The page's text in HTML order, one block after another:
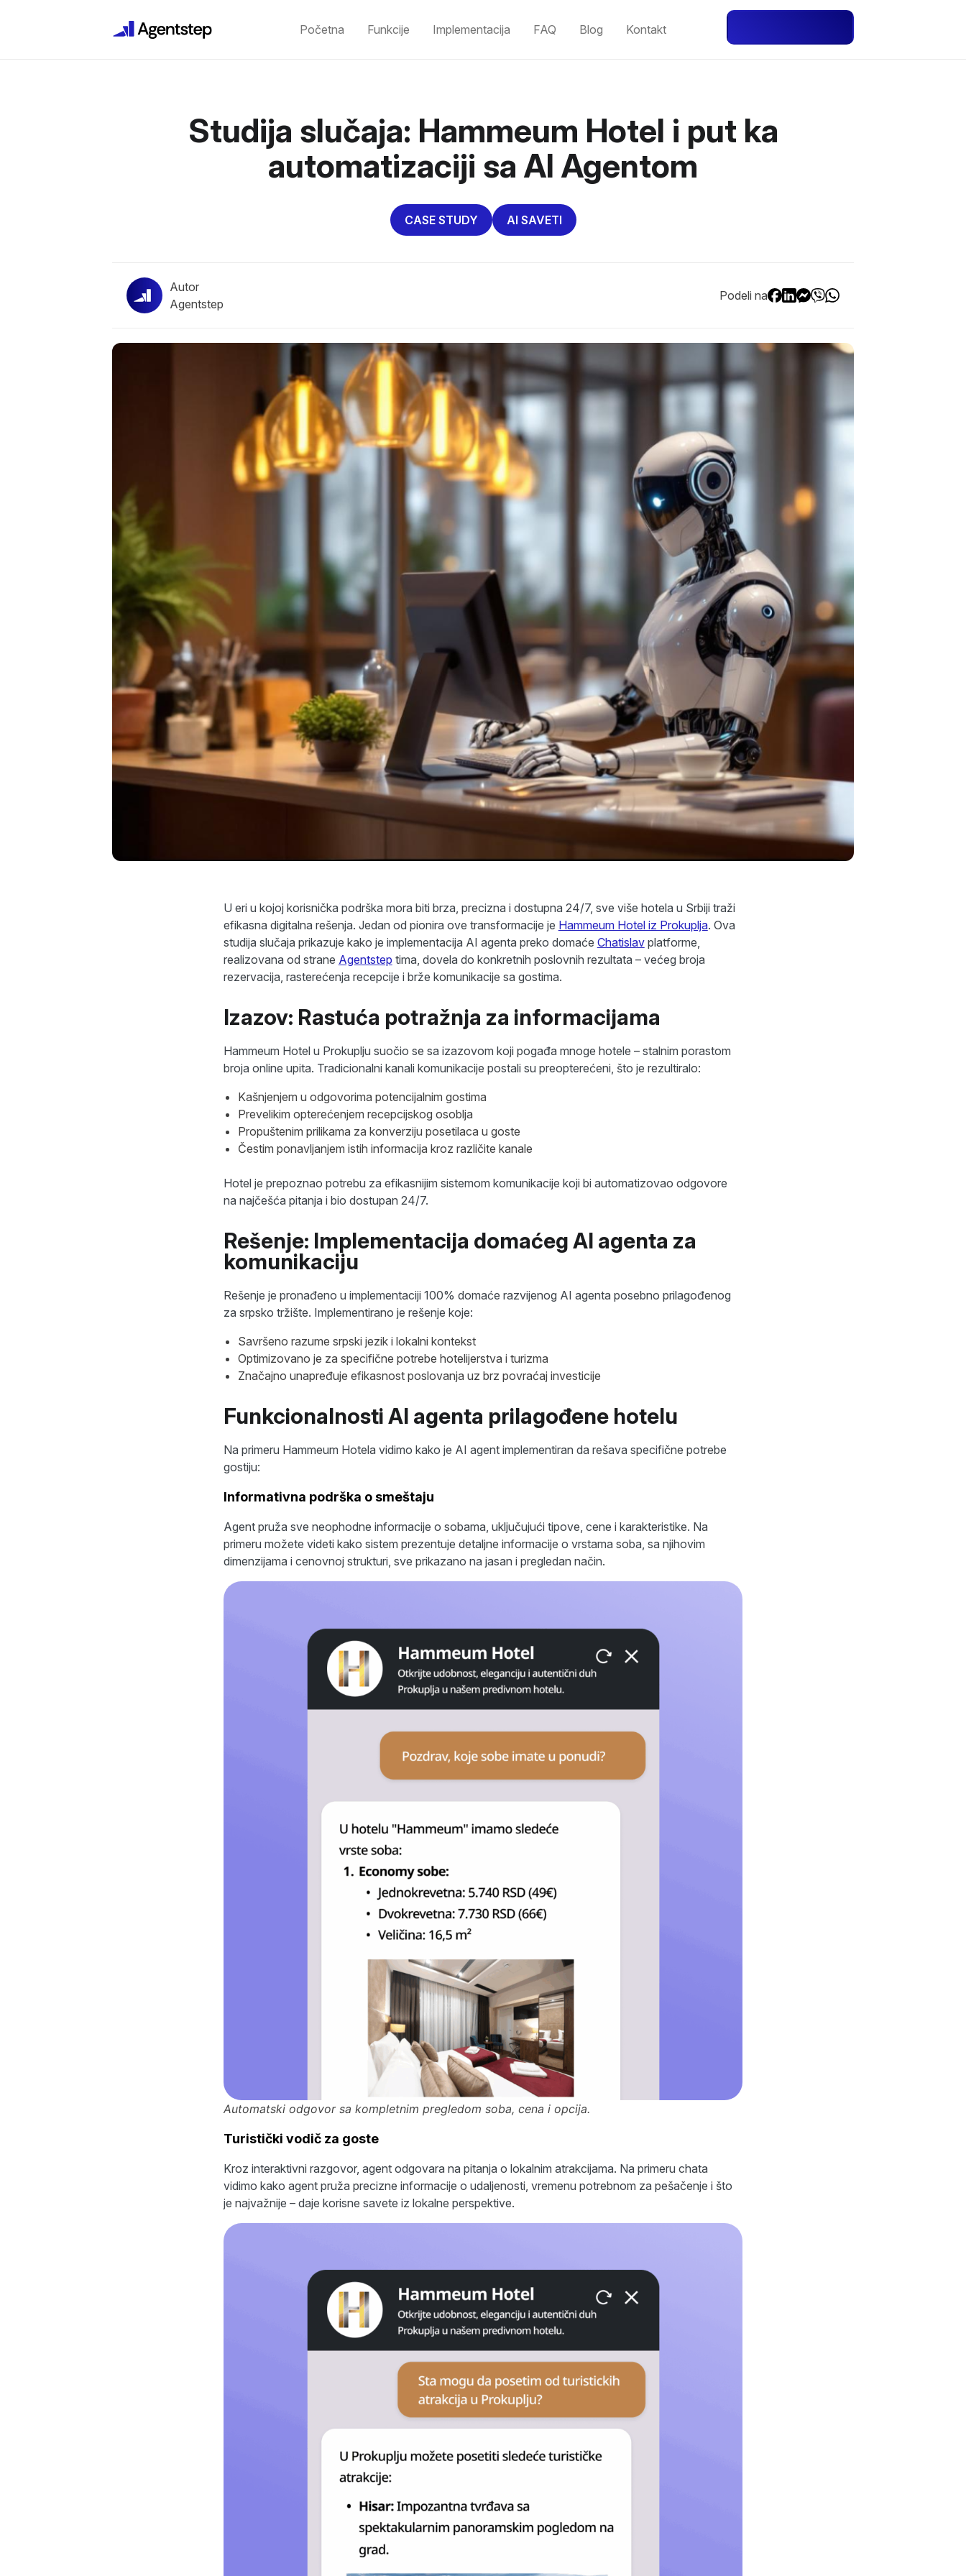
Početna Funkcije Implementacija FAQ Blog Kontakt
Studija slučaja: Hammeum Hotel i put ka
automatizaciji sa AI Agentom
CASE STUDY AI SAVETI
Autor
Agentstep
Podeli na
U eri u kojoj korisnička podrška mora biti brza, precizna i dostupna 24/7, sve više hotela u Srbiji traži
efikasna digitalna rešenja. Jedan od pionira ove transformacije je Hammeum Hotel iz Prokuplja. Ova
studija slučaja prikazuje kako je implementacija AI agenta preko domaće Chatislavplatforme,
realizovana od strane Agentstep tima, dovela do konkretnih poslovnih rezultata – većeg broja
rezervacija, rasterećenja recepcije i brže komunikacije sa gostima.
Izazov: Rastuća potražnja za informacijama
Hammeum Hotel u Prokuplju suočio se sa izazovom koji pogađa mnoge hotele – stalnim porastom
broja online upita. Tradicionalni kanali komunikacije postali su preopterećeni, što je rezultiralo:
Kašnjenjem u odgovorima potencijalnim gostima
Prevelikim opterećenjem recepcijskog osoblja
Propuštenim prilikama za konverziju posetilaca u goste
Čestim ponavljanjem istih informacija kroz različite kanale
Hotel je prepoznao potrebu za efikasnijim sistemom komunikacije koji bi automatizovao odgovore
na najčešća pitanja i bio dostupan 24/7.
Rešenje: Implementacija domaćeg AI agenta za
komunikaciju
Rešenje je pronađeno u implementaciji 100% domaće razvijenog AI agenta posebno prilagođenog
za srpsko tržište. Implementirano je rešenje koje:
Savršeno razume srpski jezik i lokalni kontekst
Optimizovano je za specifične potrebe hotelijerstva i turizma
Značajno unapređuje efikasnost poslovanja uz brz povraćaj investicije
Funkcionalnosti AI agenta prilagođene hotelu
Na primeru Hammeum Hotela vidimo kako je AI agent implementiran da rešava specifične potrebe
gostiju:
Informativna podrška o smeštaju
Agent pruža sve neophodne informacije o sobama, uključujući tipove, cene i karakteristike. Na
primeru možete videti kako sistem prezentuje detaljne informacije o vrstama soba, sa njihovim
dimenzijama i cenovnoj strukturi, sve prikazano na jasan i pregledan način.
Automatski odgovor sa kompletnim pregledom soba, cena i opcija.
Turistički vodič za goste
Kroz interaktivni razgovor, agent odgovara na pitanja o lokalnim atrakcijama. Na primeru chata
vidimo kako agent pruža precizne informacije o udaljenosti, vremenu potrebnom za pešačenje i što
je najvažnije – daje korisne savete iz lokalne perspektive.